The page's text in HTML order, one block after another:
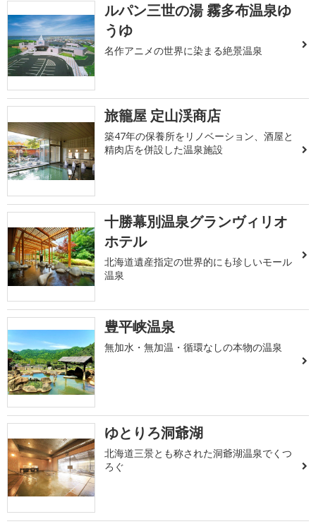
ルパン三世の湯 霧多布温泉ゆ
うゆ
名作アニメの世界に染まる絶景温泉
旅籠屋 定山渓商店
築47年の保養所をリノベーション、酒屋と
精肉店を併設した温泉施設
十勝幕別温泉グランヴィリオ
ホテル
北海道遺産指定の世界的にも珍しいモール
温泉
豊平峡温泉
無加水・無加温・循環なしの本物の温泉
ゆとりろ洞爺湖
北海道三景とも称された洞爺湖温泉でくつ
ろぐ